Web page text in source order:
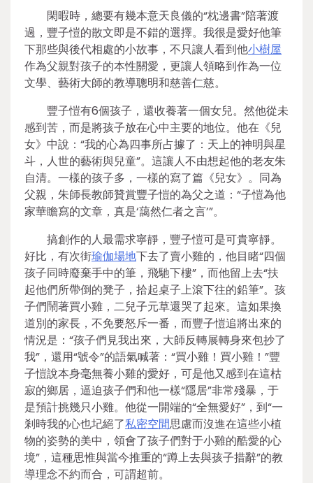
閑暇時，總要有幾本意天良儀的“枕邊書”陪著渡
過，豐子愷的散文即是不錯的選擇。我很是愛好他筆
下那些與後代相處的小故事，不只讓人看到他小樹屋
作為父親對孩子的本性關愛，更讓人領略到作為一位
文學、藝術大師的教導聰明和慈善仁慈。
豐子愷有6個孩子，還收養著一個女兒。然他從未
感到苦，而是將孩子放在心中主要的地位。他在《兒
女》中說：“我的心為四事所占據了：天上的神明與星
斗，人世的藝術與兒童”。這讓人不由想起他的老友朱
自清。一樣的孩子多，一樣的寫了篇《兒女》。同為
父親，朱師長教師贊賞豐子愷的為父之道：“子愷為他
家華瞻寫的文章，真是‘藹然仁者之言’”。
搞創作的人最需求寧靜，豐子愷可是可貴寧靜。
好比，有次街瑜伽場地下去了賣小雞的，他目睹“四個
孩子同時廢棄手中的筆，飛馳下樓”，而他留上去“扶
起他們所帶倒的凳子，拾起桌子上滾下往的鉛筆”。孩
子們鬧著買小雞，二兒子元草還哭了起來。這如果換
道別的家長，不免要怒斥一番，而豐子愷追將出來的
情況是：“孩子們見我出來，大師反轉展轉身來包抄了
我”，還用“號令”的語氣喊著：“買小雞！買小雞！”豐
子愷說本身毫無養小雞的愛好，可是他又感到在這枯
寂的鄉居，逼迫孩子們和他一樣“隱居”非常殘暴，于
是預計挑幾只小雞。他從一開端的“全無愛好”，到“一
剎時我的心也圮絕了私密空間思慮而沒進在這些小植
物的姿勢的美中，領會了孩子們對于小雞的酷愛的心
境”，這種思惟與當今推重的“蹲上去與孩子措辭”的教
導理念不約而合，可謂超前。